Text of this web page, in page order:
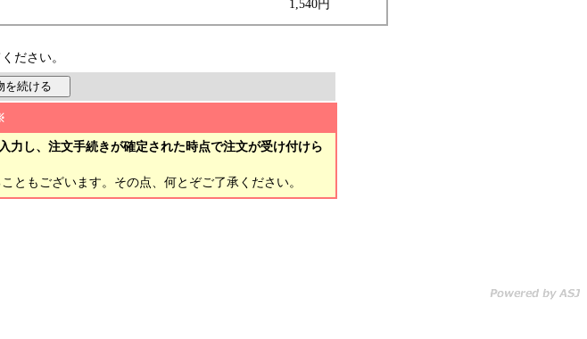
1,540円
ださい。
力し、注文手続きが確定された時点で注文が受け付けら
ともございます。その点、何とぞご了承ください。